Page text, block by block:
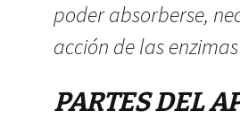
poder absorberse,
acción de las
PARTES DEL